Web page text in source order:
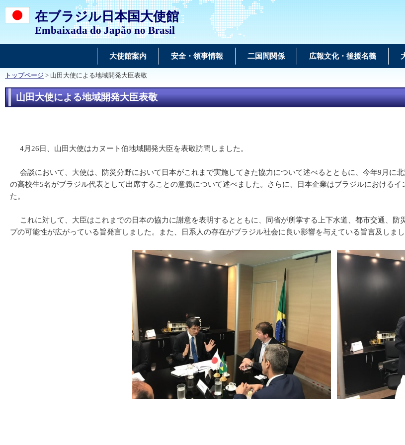
在ブラジル日本国大使館
Embaixada do Japão no Brasil
大使館案内 安全・領事情報 二国間関係 広報文化・後援名義
トップページ > 山田大使による地域開発大臣表敬
山田大使による地域開発大臣表敬
4月26日、山田大使はカヌート伯地域開発大臣を表敬訪問しました。
会談において、大使は、防災分野において日本がこれまで実施してきた協力について述べるとともに、今年9月に
の高校生5名がブラジル代表として出席することの意義について述べました。さらに、日本企業はブラジルにおける
た。
これに対して、大臣はこれまでの日本の協力に謝意を表明するとともに、同省が所掌する上下水道、都市交通、防
プの可能性が広がっている旨発言しました。また、日系人の存在がブラジル社会に良い影響を与えている旨言及しまし